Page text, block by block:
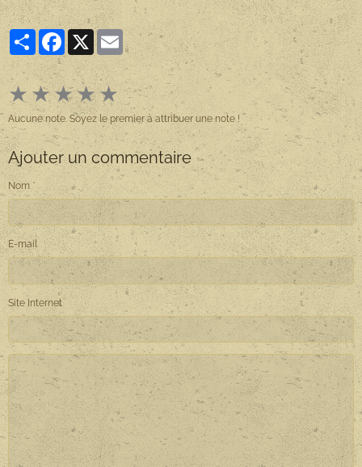
PartagerFacebook
X Email
★ ★★★★
Aucune note. Soyez le premier à attribuer une note !
Ajouter un commentaire
Nom
E-mail
Site Internet